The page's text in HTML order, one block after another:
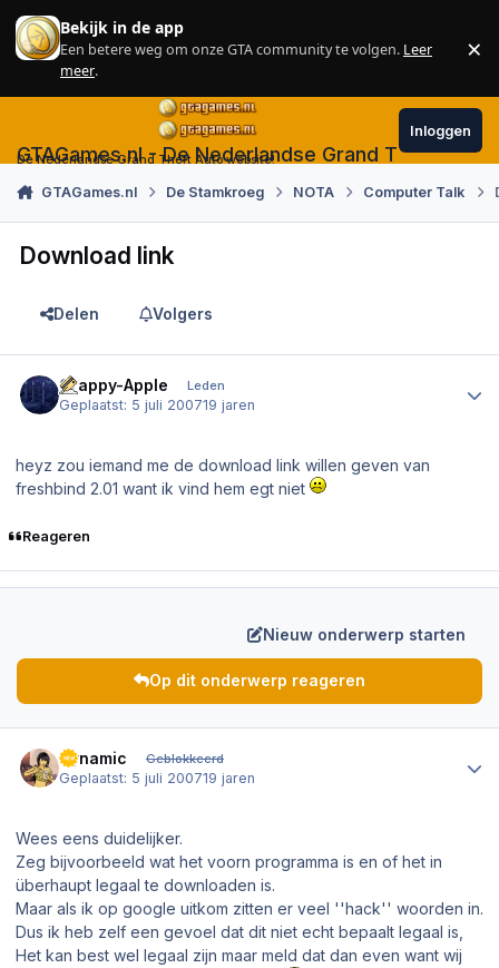
Skip to content
Bekijk in de app
Een betere weg om onze GTA community te volgen. Leer
meer.
×
GTAGames.nl - De Nederlandse Grand Theft Auto
De Nederlandse Grand Theft Auto website!
Inloggen
GTAGames.nl De Stamkroeg NOTA Computer Talk
Download link
Delen Volgers
Crappy-Apple Leden
Geplaatst: 5 juli 200719 jaren
heyz zou iemand me de download link willen geven van
freshbind 2.01 want ik vind hem egt niet
Reageren
Nieuw onderwerp starten
Op dit onderwerp reageren
Dynamic Geblokkeerd
Geplaatst: 5 juli 200719 jaren
Wees eens duidelijker.
Zeg bijvoorbeeld wat het voorn programma is en of het in
überhaupt legaal te downloaden is.
Maar als ik op google uitkom zitten er veel ''hack'' woorden in.
Dus ik heb zelf een gevoel dat dit niet echt bepaalt legaal is,
Het kan best wel legaal zijn maar meld dat dan even want wij